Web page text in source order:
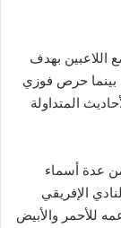
اللاعبين بهدف
بينما حرص فوزي
المتداولة
عدة أسماء
الإفريقي
للأحمر والأبيض